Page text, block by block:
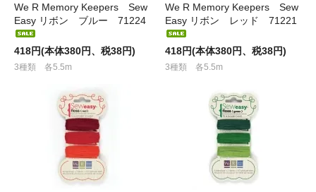
We R Memory Keepers Sew
Easy リボン ブルー 71224
418円(本体380円、税38円)
3種類 各5.5m
We R Memory Keepers Sew
Easy リボン レッド 71221
418円(本体380円、税38円)
3種類 各5.5m